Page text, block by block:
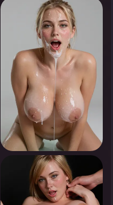
Appuyez pour voir
0
Appuyez pour voir